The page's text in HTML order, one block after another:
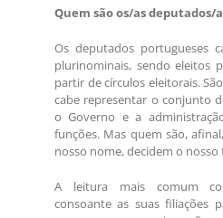
Quem são os/as deputados/
Os deputados portugueses
plurinominais, sendo eleitos
partir de círculos eleitorais.
cabe representar o conjunto
o Governo e a
funções. Mas quem são,
nosso nome, decidem o nosso
A leitura mais comum
consoante as suas filiações